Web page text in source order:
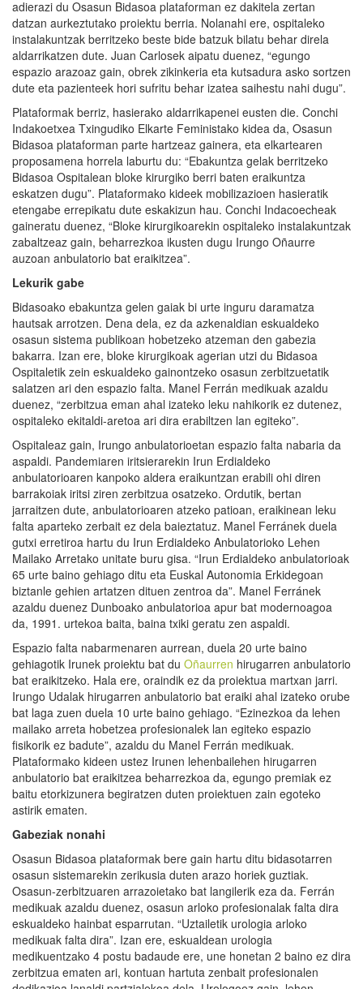
adierazi du Osasun Bidasoa plataforman ez dakitela zertan
datzan aurkeztutako proiektu berria. Nolanahi ere, ospitaleko
instalakuntzak berritzeko beste bide batzuk bilatu behar direla
aldarrikatzen dute. Juan Carlosek aipatu duenez, “egungo
espazio arazoaz gain, obrek zikinkeria eta kutsadura asko sortzen
dute eta pazienteek hori sufritu behar izatea saihestu nahi dugu”.
Plataformak berriz, hasierako aldarrikapenei eusten die. Conchi
Indakoetxea Txingudiko Elkarte Feministako kidea da, Osasun
Bidasoa plataforman parte hartzeaz gainera, eta elkartearen
proposamena horrela laburtu du: “Ebakuntza gelak berritzeko
Bidasoa Ospitalean bloke kirurgiko berri baten eraikuntza
eskatzen dugu”. Plataformako kideek mobilizazioen hasieratik
etengabe errepikatu dute eskakizun hau. Conchi Indacoecheak
gaineratu duenez, “Bloke kirurgikoarekin ospitaleko instalakuntzak
zabaltzeaz gain, beharrezkoa ikusten dugu Irungo Oñaurre
auzoan anbulatorio bat eraikitzea”.
Lekurik gabe
Bidasoako ebakuntza gelen gaiak bi urte inguru daramatza
hautsak arrotzen. Dena dela, ez da azkenaldian eskualdeko
osasun sistema publikoan hobetzeko atzeman den gabezia
bakarra. Izan ere, bloke kirurgikoak agerian utzi du Bidasoa
Ospitaletik zein eskualdeko gainontzeko osasun zerbitzuetatik
salatzen ari den espazio falta. Manel Ferrán medikuak azaldu
duenez, “zerbitzua eman ahal izateko leku nahikorik ez dutenez,
ospitaleko ekitaldi-aretoa ari dira erabiltzen lan egiteko”.
Ospitaleaz gain, Irungo anbulatorioetan espazio falta nabaria da
aspaldi. Pandemiaren iritsierarekin Irun Erdialdeko
anbulatorioaren kanpoko aldera eraikuntzan erabili ohi diren
barrakoiak iritsi ziren zerbitzua osatzeko. Ordutik, bertan
jarraitzen dute, anbulatorioaren atzeko patioan, eraikinean leku
falta aparteko zerbait ez dela baieztatuz. Manel Ferránek duela
gutxi erretiroa hartu du Irun Erdialdeko Anbulatorioko Lehen
Mailako Arretako unitate buru gisa. “Irun Erdialdeko anbulatorioak
65 urte baino gehiago ditu eta Euskal Autonomia Erkidegoan
biztanle gehien artatzen dituen zentroa da”. Manel Ferránek
azaldu duenez Dunboako anbulatorioa apur bat modernoagoa
da, 1991. urtekoa baita, baina txiki geratu zen aspaldi.
Espazio falta nabarmenaren aurrean, duela 20 urte baino
gehiagotik Irunek proiektu bat du Oñaurren hirugarren anbulatorio
bat eraikitzeko. Hala ere, oraindik ez da proiektua martxan jarri.
Irungo Udalak hirugarren anbulatorio bat eraiki ahal izateko orube
bat laga zuen duela 10 urte baino gehiago. “Ezinezkoa da lehen
mailako arreta hobetzea profesionalek lan egiteko espazio
fisikorik ez badute”, azaldu du Manel Ferrán medikuak.
Plataformako kideen ustez Irunen lehenbailehen hirugarren
anbulatorio bat eraikitzea beharrezkoa da, egungo premiak ez
baitu etorkizunera begiratzen duten proiektuen zain egoteko
astirik ematen.
Gabeziak nonahi
Osasun Bidasoa plataformak bere gain hartu ditu bidasotarren
osasun sistemarekin zerikusia duten arazo horiek guztiak.
Osasun-zerbitzuaren arrazoietako bat langilerik eza da. Ferrán
medikuak azaldu duenez, osasun arloko profesionalak falta dira
eskualdeko hainbat esparrutan. “Uztailetik urologia arloko
medikuak falta dira”. Izan ere, eskualdean urologia
medikuentzako 4 postu badaude ere, une honetan 2 baino ez dira
zerbitzua ematen ari, kontuan hartuta zenbait profesionalen